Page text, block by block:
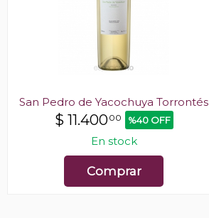
San Pedro de Yacochuya Torrontés
$ 11.40000 %40 OFF
En stock
Comprar